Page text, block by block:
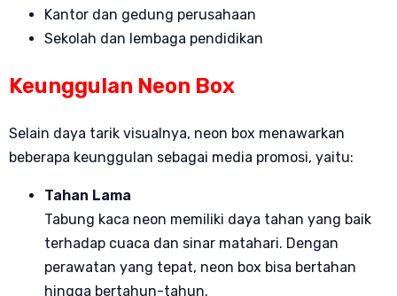
Kantor dan gedung perusahaan
Sekolah dan lembaga pendidikan
Keunggulan Neon Box
Selain daya tarik visualnya, neon box menawarkan
beberapa keunggulan sebagai media promosi, yaitu:
Tahan Lama
Tabung kaca neon memiliki daya tahan yang baik
terhadap cuaca dan sinar matahari. Dengan
perawatan yang tepat, neon box bisa bertahan
hingga bertahun-tahun.